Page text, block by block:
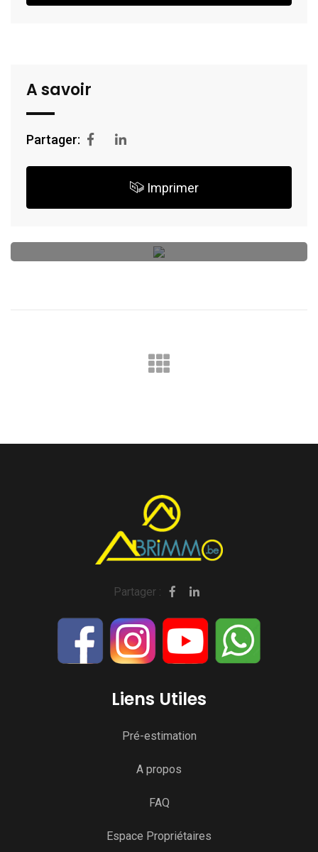
A savoir
Partager:
Imprimer
Partager :
Liens Utiles
Pré-estimation
A propos
FAQ
Espace Propriétaires